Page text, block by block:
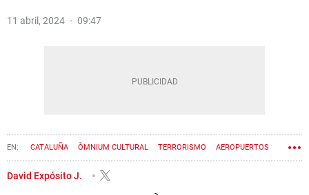
11 abril, 2024 09:47
CATALUÑA ÒMNIUM CULTURAL TERRORISMO AEROPUERTOS
AUDIENCIA NACIONAL INDEPENDENTISMO
David Expósito J.